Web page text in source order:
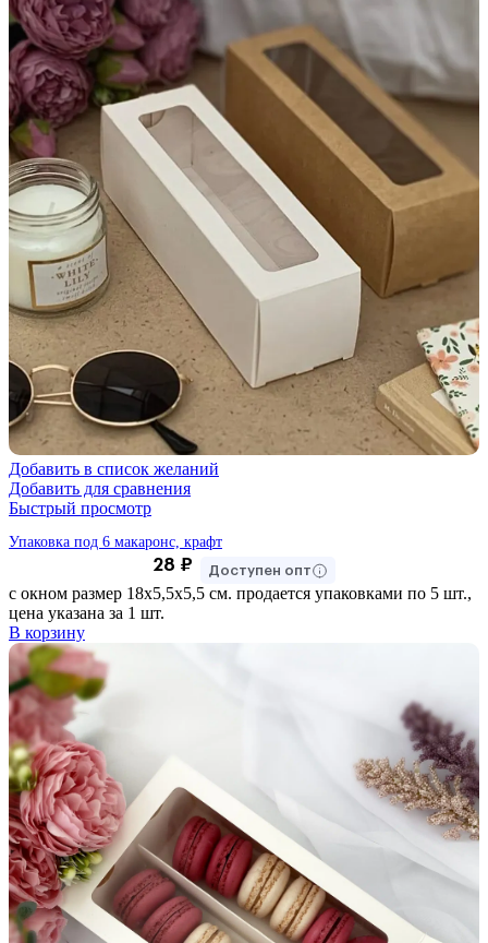
Добавить в список желаний
Добавить для сравнения
Быстрый просмотр
Упаковка под 6 макаронс, крафт
28 ₽ Доступен опт
с окном размер 18х5,5х5,5 см. продается упаковками по 5 шт.,
цена указана за 1 шт.
В корзину